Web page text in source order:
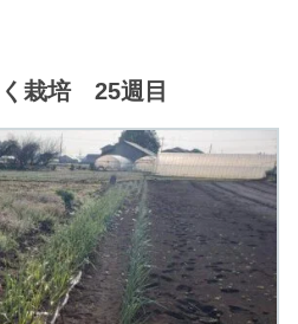
く栽培 25週目